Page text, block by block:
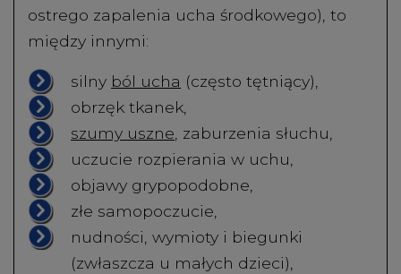
ostrego zapalenia ucha środkowego), to
między innymi:
silny ból ucha (często tętniący),
obrzęk tkanek,
szumy uszne, zaburzenia słuchu,
uczucie rozpierania w uchu,
objawy grypopodobne,
złe samopoczucie,
nudności, wymioty i biegunki
(zwłaszcza u małych dzieci),